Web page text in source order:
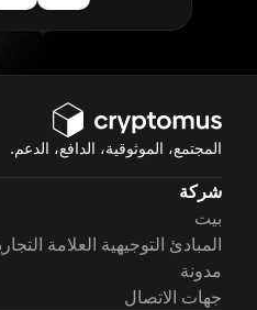
المجتمع، الموثوقية، الدافع، الدعم.
شركة
بيت
المبادئ التوجيهية العلامة
مدونة
جهات الاتصال